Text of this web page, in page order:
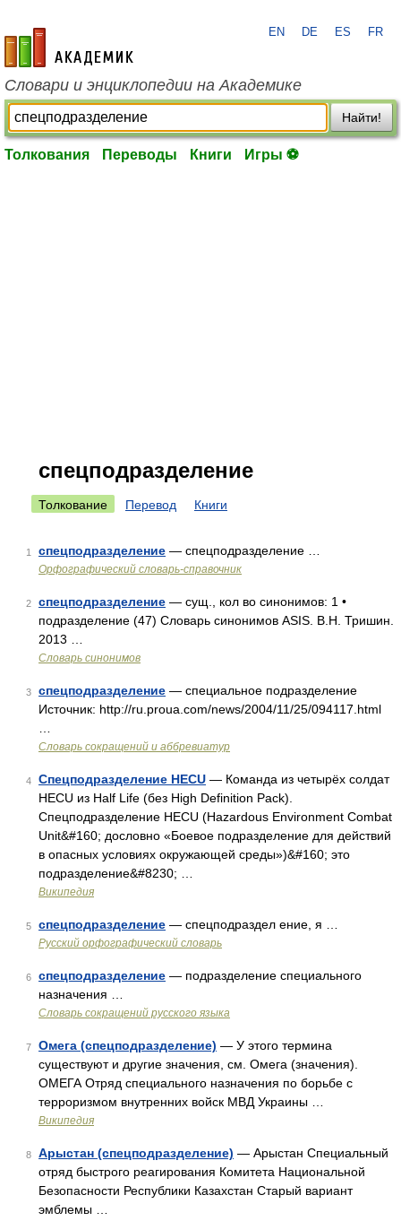
academic.ru
EN DE ES FR
Словари и энциклопедии на Академике
Найти!
Толкования Переводы Книги Игры ⚽
спецподразделение
Толкование Перевод Книги
1 спецподразделение — спецподразделение …
Орфографический словарь-справочник
2 спецподразделение — сущ., кол во синонимов: 1 •
подразделение (47) Словарь синонимов ASIS. В.Н. Тришин.
2013 …
Словарь синонимов
3 спецподразделение — специальное подразделение
Источник: http://ru.proua.com/news/2004/11/25/094117.html
Словарь сокращений и аббревиатур
4 Спецподразделение HECU — Команда из четырёх солдат
HECU из Half Life (без High Definition Pack).
Спецподразделение HECU (Hazardous Environment Combat
Unit&#160; дословно «Боевое подразделение для действий
в опасных условиях окружающей среды»)&#160; это
подразделение&#8230; …
Википедия
5 спецподразделение — спецподраздел ение, я …
Русский орфографический словарь
6 спецподразделение — подразделение специального
назначения …
Словарь сокращений русского языка
7 Омега (спецподразделение) — У этого термина
существуют и другие значения, см. Омега (значения).
ОМЕГА Отряд специального назначения по борьбе с
терроризмом внутренних войск МВД Украины …
Википедия
8 Арыстан (спецподразделение) — Арыстан Специальный
отряд быстрого реагирования Комитета Национальной
Безопасности Республики Казахстан Старый вариант
эмблемы …